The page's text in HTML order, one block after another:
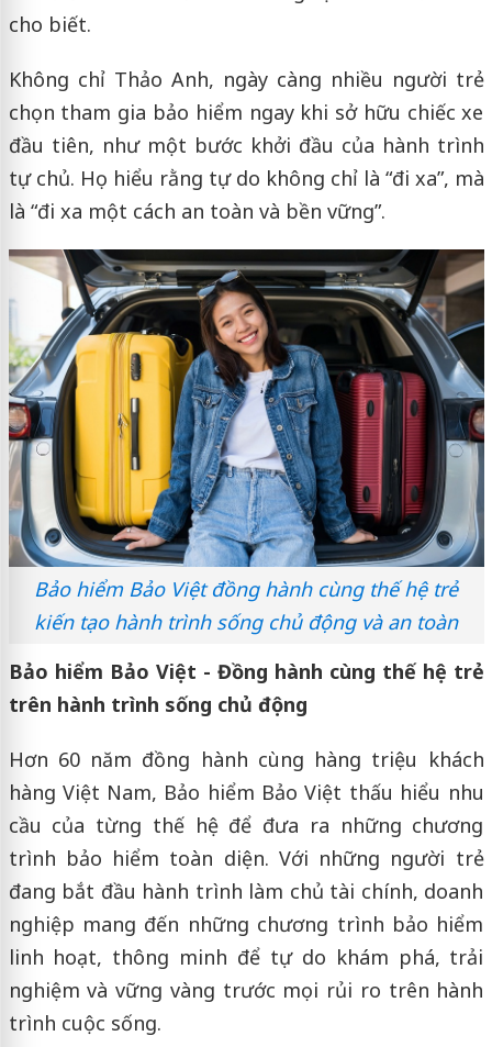
cho biết.
Không chỉ Thảo Anh, ngày càng nhiều người trẻ
chọn tham gia bảo hiểm ngay khi sở hữu chiếc xe
đầu tiên, như một bước khởi đầu của hành trình
tự chủ. Họ hiểu rằng tự do không chỉ là “đi xa”, mà
là “đi xa một cách an toàn và bền vững”.
Bảo hiểm Bảo Việt đồng hành cùng thế hệ trẻ
kiến tạo hành trình sống chủ động và an toàn
Bảo hiểm Bảo Việt - Đồng hành cùng thế hệ trẻ
trên hành trình sống chủ động
Hơn 60 năm đồng hành cùng hàng triệu khách
hàng Việt Nam, Bảo hiểm Bảo Việt thấu hiểu nhu
cầu của từng thế hệ để đưa ra những chương
trình bảo hiểm toàn diện. Với những người trẻ
đang bắt đầu hành trình làm chủ tài chính, doanh
nghiệp mang đến những chương trình bảo hiểm
linh hoạt, thông minh để tự do khám phá, trải
nghiệm và vững vàng trước mọi rủi ro trên hành
trình cuộc sống.